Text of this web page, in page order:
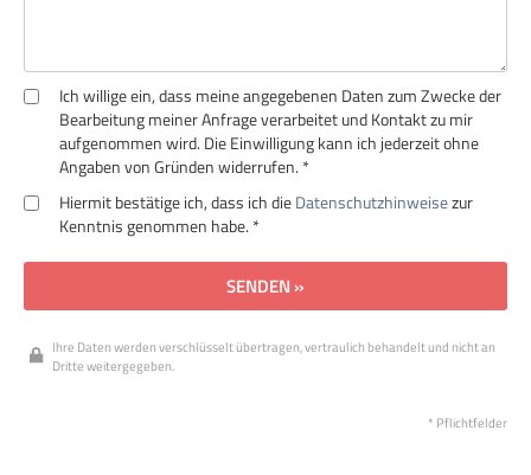
Ich willige ein, dass meine angegebenen Daten zum Zwecke der
Bearbeitung meiner Anfrage verarbeitet und Kontakt zu mir
aufgenommen wird. Die Einwilligung kann ich jederzeit ohne
Angaben von Gründen widerrufen. *
Hiermit bestätige ich, dass ich die Datenschutzhinweisezur
Kenntnis genommen habe. *
SENDEN »
Ihre Daten werden verschlüsselt übertragen, vertraulich behandelt und nicht an
Dritte weitergegeben.
* Pflichtfelder